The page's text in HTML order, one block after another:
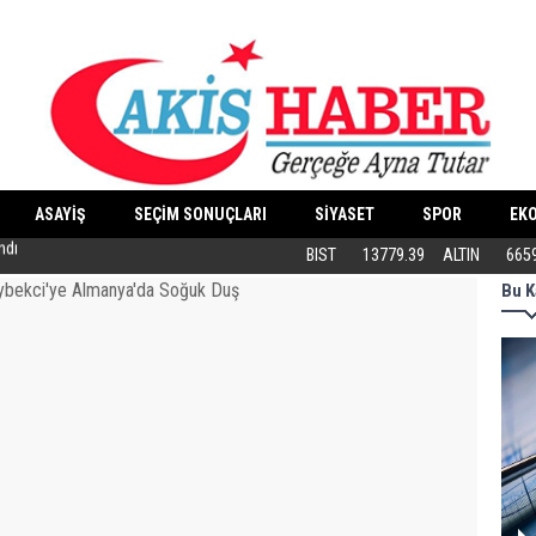
ASAYİŞ SEÇİM SONUÇLARI SİYASET SPOR
Butik İşletmeler E-Ticarete Başlarken
BIST 13779.39 ALTIN
Bu